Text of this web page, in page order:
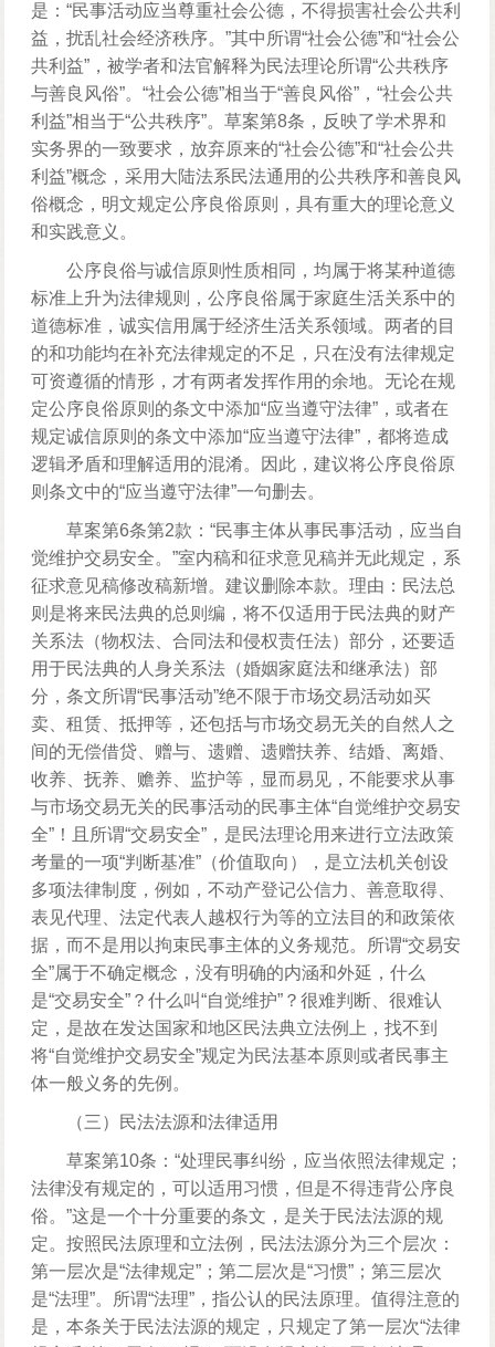
是：“民事活动应当尊重社会公德，不得损害社会公共利
益，扰乱社会经济秩序。”其中所谓“社会公德”和“社会公
共利益”，被学者和法官解释为民法理论所谓“公共秩序
与善良风俗”。“社会公德”相当于“善良风俗”，“社会公共
利益”相当于“公共秩序”。草案第8条，反映了学术界和
实务界的一致要求，放弃原来的“社会公德”和“社会公共
利益”概念，采用大陆法系民法通用的公共秩序和善良风
俗概念，明文规定公序良俗原则，具有重大的理论意义
和实践意义。
公序良俗与诚信原则性质相同，均属于将某种道德
标准上升为法律规则，公序良俗属于家庭生活关系中的
道德标准，诚实信用属于经济生活关系领域。两者的目
的和功能均在补充法律规定的不足，只在没有法律规定
可资遵循的情形，才有两者发挥作用的余地。无论在规
定公序良俗原则的条文中添加“应当遵守法律”，或者在
规定诚信原则的条文中添加“应当遵守法律”，都将造成
逻辑矛盾和理解适用的混淆。因此，建议将公序良俗原
则条文中的“应当遵守法律”一句删去。
草案第6条第2款：“民事主体从事民事活动，应当自
觉维护交易安全。”室内稿和征求意见稿并无此规定，系
征求意见稿修改稿新增。建议删除本款。理由：民法总
则是将来民法典的总则编，将不仅适用于民法典的财产
关系法（物权法、合同法和侵权责任法）部分，还要适
用于民法典的人身关系法（婚姻家庭法和继承法）部
分，条文所谓“民事活动”绝不限于市场交易活动如买
卖、租赁、抵押等，还包括与市场交易无关的自然人之
间的无偿借贷、赠与、遗赠、遗赠扶养、结婚、离婚、
收养、抚养、赡养、监护等，显而易见，不能要求从事
与市场交易无关的民事活动的民事主体“自觉维护交易安
全”！且所谓“交易安全”，是民法理论用来进行立法政策
考量的一项“判断基准”（价值取向），是立法机关创设
多项法律制度，例如，不动产登记公信力、善意取得、
表见代理、法定代表人越权行为等的立法目的和政策依
据，而不是用以拘束民事主体的义务规范。所谓“交易安
全”属于不确定概念，没有明确的内涵和外延，什么
是“交易安全”？什么叫“自觉维护”？很难判断、很难认
定，是故在发达国家和地区民法典立法例上，找不到
将“自觉维护交易安全”规定为民法基本原则或者民事主
体一般义务的先例。
（三）民法法源和法律适用
草案第10条：“处理民事纠纷，应当依照法律规定；
法律没有规定的，可以适用习惯，但是不得违背公序良
俗。”这是一个十分重要的条文，是关于民法法源的规
定。按照民法原理和立法例，民法法源分为三个层次：
第一层次是“法律规定”；第二层次是“习惯”；第三层次
是“法理”。所谓“法理”，指公认的民法原理。值得注意的
是，本条关于民法法源的规定，只规定了第一层次“法律